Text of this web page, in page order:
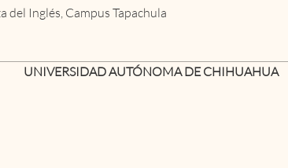
del Inglés, Campus Tapachula
UNIVERSIDAD AUTÓNOMA DE CHIHUAHUA